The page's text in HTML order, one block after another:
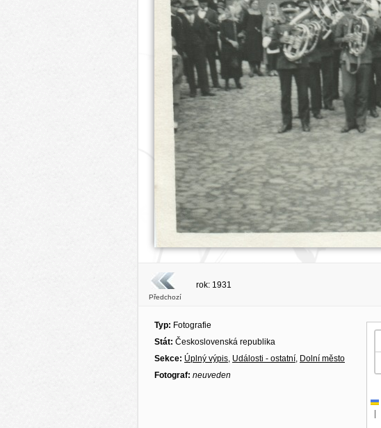
Předchozí
rok: 1931
Typ: Fotografie
Stát: Československá republika
Sekce: Úplný výpis, Události - ostatní, Dolní město
Fotograf: neuveden
|